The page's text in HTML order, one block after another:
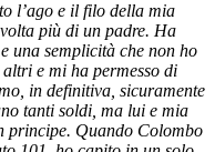
l’ago e il filo della mia
più di un padre. Ha
una semplicità che non ho
e mi ha permesso di
in definitiva, sicuramente
tanti soldi, ma lui e mia
principe. Quando Colombo